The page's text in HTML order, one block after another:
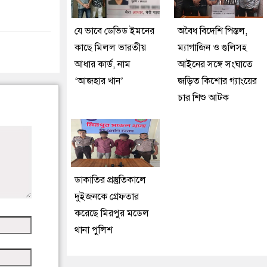
যে ভাবে ডেভিড ইমনের
কাছে মিলল ভারতীয়
আধার কার্ড, নাম
‘আজহার খান’
অবৈধ বিদেশি পিস্তল,
ম্যাগাজিন ও গুলিসহ
আইনের সঙ্গে সংঘাতে
জড়িত কিশোর গ্যাংয়ের
চার শিশু আটক
ডাকাতির প্রস্তুতিকালে
দুইজনকে গ্রেফতার
করেছে মিরপুর মডেল
থানা পুলিশ